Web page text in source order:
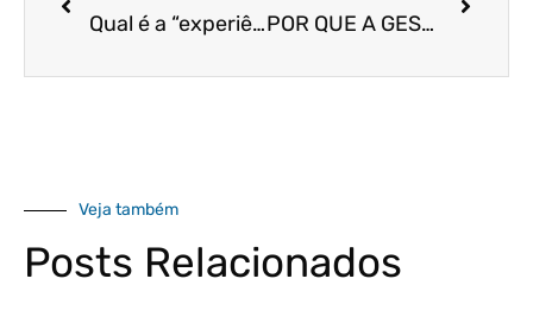
Qual é a “experiência primordial” que a sua empresa vende? POR QUE A GESTÃO FINANCEIRA É TÃO IMPORTANTE PARA OS NEGÓCIOS?
Veja também
Posts Relacionados